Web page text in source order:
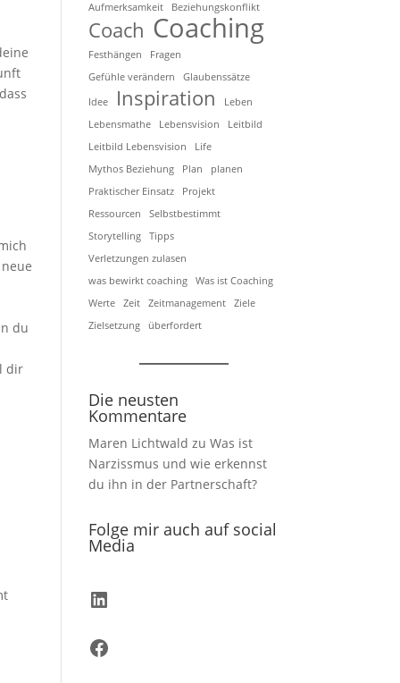
du
dir
Aufmerksamkeit Beziehungskonflikt
Coach Coaching
Festhängen
Fragen
Gefühle verändern
Glaubenssätze
Idee
Inspiration
Leben
Lebensmathe
Lebensvision
Leitbild
Leitbild Lebensvision
Life
Mythos Beziehung
Plan
planen
Praktischer Einsatz
Projekt
Ressourcen
Selbstbestimmt
Storytelling
Tipps
Verletzungen zulasen
was bewirkt coaching
Was ist Coaching
Werte
Zeit Zeitmanagement
Ziele
Zielsetzung
überfordert
Die neusten
Kommentare
Maren Lichtwald zu Was ist
Narzissmus und wie erkennst
du ihn in der Partnerschaft?
Folge mir auch auf social
Media
LinkedIn
Facebook